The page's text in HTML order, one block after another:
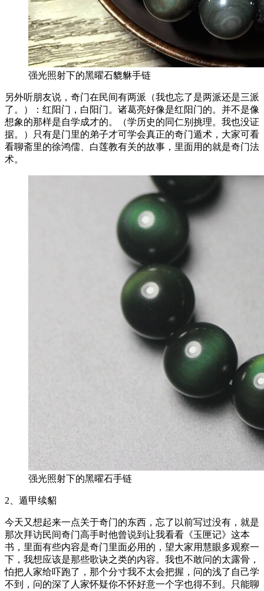
强光照射下的黑曜石貔貅手链
另外听朋友说，奇门在民间有两派（我也忘了是两派还是三派
了。）：红阳门，白阳门。诸葛亮好像是红阳门的。并不是像
想象的那样是自学成才的。（学历史的同仁别挑理。我也没证
据。）只有是门里的弟子才可学会真正的奇门遁术，大家可看
看聊斋里的徐鸿儒、白莲教有关的故事，里面用的就是奇门法
术。
强光照射下的黑曜石手链
2、遁甲续貂
今天又想起来一点关于奇门的东西，忘了以前写过没有，就是
那次拜访民间奇门高手时他曾说到让我看看《玉匣记》这本
书，里面有些内容是奇门里面必用的，望大家用慧眼多观察一
下，我想应该是那些歌诀之类的内容。我也不敢问的太露骨，
怕把人家给吓跑了，那个分寸我不太会把握，问的浅了自己学
不到，问的深了人家怀疑你不怀好意一个字也得不到。只能聊